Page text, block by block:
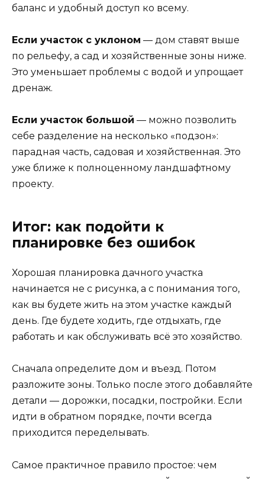
баланс и удобный доступ ко всему.
Если участок с уклоном — дом ставят выше
по рельефу, а сад и хозяйственные зоны ниже.
Это уменьшает проблемы с водой и упрощает
дренаж.
Если участок большой — можно позволить
себе разделение на несколько «подзон»:
парадная часть, садовая и хозяйственная. Это
уже ближе к полноценному ландшафтному
проекту.
Итог: как подойти к
планировке без ошибок
Хорошая планировка дачного участка
начинается не с рисунка, а с понимания того,
как вы будете жить на этом участке каждый
день. Где будете ходить, где отдыхать, где
работать и как обслуживать всё это хозяйство.
Сначала определите дом и въезд. Потом
разложите зоны. Только после этого добавляйте
детали — дорожки, посадки, постройки. Если
идти в обратном порядке, почти всегда
приходится переделывать.
Самое практичное правило простое: чем